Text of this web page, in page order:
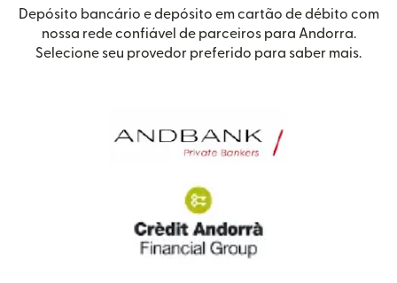
Depósito bancário e depósito em cartão de débito com
nossa rede confiável de parceiros para Andorra.
Selecione seu provedor preferido para saber mais.